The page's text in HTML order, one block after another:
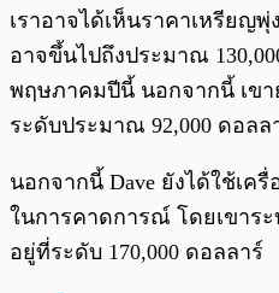
เราอาจได้เห็นราคาเหรียญ
อาจขึ้นไปถึงประมาณ
พฤษภาคมปีนี้ นอกจากนี้ เข
ระดับประมาณ 92,000 ดอลล
นอกจากนี้ Dave ยังได้ใช้เครื่
ในการคาดการณ์ โดยเขาร
อยู่ที่ระดับ 170,000 ดอลลาร์